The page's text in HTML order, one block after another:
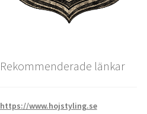
Rekommenderade länkar
https://www.hojstyling.se